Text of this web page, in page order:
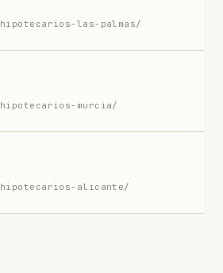
hipotecarios-las-palmas/
murcia/
hipotecarios-alicante/